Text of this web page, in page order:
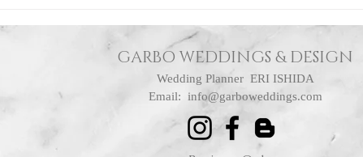
GARBO WEDDINGS & DESIGN
Wedding Planner ERI ISHIDA
​Email: info@garboweddings.com